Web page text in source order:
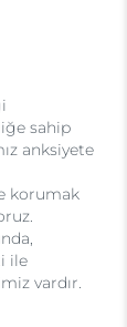
sahip
anksiyete
korumak
ile
vardır.